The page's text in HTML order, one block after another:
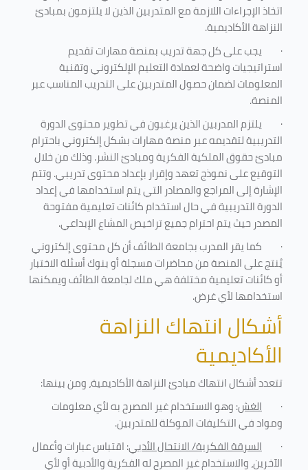
اتخاذ الإجراءات اللازمة مع المتدربين الذين لا يلتزمون بمبادئ
النزاهة الأكاديمية.
· يجب على كل جهة تدريب بمنصة مهارات تقديم
استراتيجيات واضحة لعمادة التعليم الإلكتروني وتقنية
المعلومات لضمان حصول المتدربين على التدريب المناسب عبر
المنصة.
· يلتزم المدربين الذين يرغبون في تطوير محتوى الدورة
التدريبية لتقديمه عبر منصة مهارات بشكل إلكتروني باحترام
مبادئ حقوق الملكية الفكرية ومبادئ النشر. وذلك من خلال
التوقيع على نموذج تعهد وإقرار بإعداد محتوى تدريبي. وتتم
الإشارة إلى المراجع والمصادر التي يتم استخدامها في إعداد
الدورة التدريبية في حال استخدام كائنات تعليمية مفتوحة
المصدر حيث يتم احترام جميع تراخيص المشاع الإبداعي.
· كما يقر المدرب بجامعة الطائف أن كل محتوى إلكتروني
يُنتج على المنصة من محاضرات مسجلة أو بنوك أسئلة الاختبار
أو كائنات تعليمية مختلفة هي ملك لجامعة الطائف ويمكنها
استخدامها لأي غرض.
أشكال انتهاك النزاهة
الأكاديمية
تتعدد أشكال انتهاك مبادئ النزاهة الأكاديمية، ومن بينها:
· الغش: وهو الاستخدام غير المصرح به لأي معلومات
ومواد في التكليفاتالموكلة للمتدربين.
· السرقة الفكرية/ الانتحال الأدبي: اقتباس عبارات وأعمال
الآخرين، والاستخدام غير المصرح له الفكرية والأدبية أو لأي